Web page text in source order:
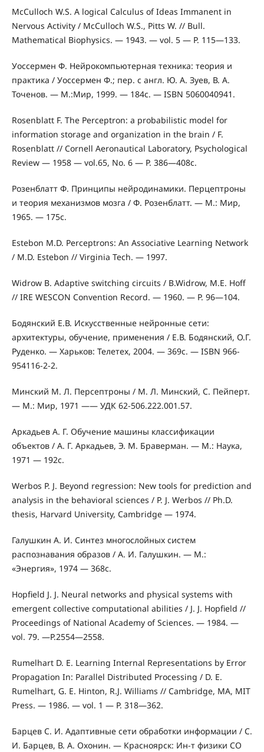
McCulloch W.S. A logical Calculus of Ideas Immanent in
Nervous Activity / McCulloch W.S., Pitts W. // Bull.
Mathematical Biophysics. — 1943. — vol. 5 — P. 115—133.
Уоссермен Ф. Нейрокомпьютерная техника: теория и
практика / Уоссермен Ф.; пер. с англ. Ю. А. Зуев, В. А.
Точенов. — М.:Мир, 1999. — 184с. — ISBN 5060040941.
Rosenblatt F. The Perceptron: a probabilistic model for
information storage and organization in the brain / F.
Rosenblatt // Cornell Aeronautical Laboratory, Psychological
Review — 1958 — vol.65, No. 6 — P. 386—408c.
Розенблатт Ф. Принципы нейродинамики. Перцептроны
и теория механизмов мозга / Ф. Розенблатт. — М.: Мир,
1965. — 175с.
Estebon M.D. Perceptrons: An Associative Learning Network
/ M.D. Estebon // Virginia Tech. — 1997.
Widrow B. Adaptive switching circuits / B.Widrow, M.E. Hoff
// IRE WESCON Convention Record. — 1960. — P. 96—104.
Бодянский Е.В. Искусственные нейронные сети:
архитектуры, обучение, применения / Е.В. Бодянский, О.Г.
Руденко. — Харьков: Телетех, 2004. — 369с. — ISBN 966-
954116-2-2.
Минский М. Л. Персептроны / М. Л. Минский, С. Пейперт.
— М.: Мир, 1971 —— УДК 62-506.222.001.57.
Аркадьев А. Г. Обучение машины классификации
объектов / А. Г. Аркадьев, Э. М. Браверман. — М.: Наука,
1971 — 192с.
Werbos P. J. Beyond regression: New tools for prediction and
analysis in the behavioral sciences / P. J. Werbos // Ph.D.
thesis, Harvard University, Cambridge — 1974.
Галушкин А. И. Синтез многослойных систем
распознавания образов / А. И. Галушкин. — М.:
«Энергия», 1974 — 368с.
Hopfield J. J. Neural networks and physical systems with
emergent collective computational abilities / J. J. Hopfield //
Proceedings of National Academy of Sciences. — 1984. —
vol. 79. —P.2554—2558.
Rumelhart D. E. Learning Internal Representations by Error
Propagation In: Parallel Distributed Processing / D. E.
Rumelhart, G. E. Hinton, R.J. Williams // Cambridge, MA, MIT
Press. — 1986. — vol. 1 — P. 318—362.
Барцев С. И. Адаптивные сети обработки информации / С.
И. Барцев, В. А. Охонин. — Красноярск: Ин-т физики СО